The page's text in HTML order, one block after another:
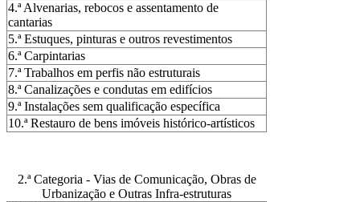
4.ª Alvenarias, rebocos e assentamento de
cantarias
5.ª Estuques, pinturas e outros revestimentos
6.ª Carpintarias
7.ª Trabalhos em perfis não estruturais
8.ª Canalizações e condutas em edifícios
9.ª Instalações sem qualificação específica
10.ª Restauro de bens imóveis histórico-artísticos
2.ª Categoria - Vias de Comunicação, Obras de
Urbanização e Outras Infra-estruturas